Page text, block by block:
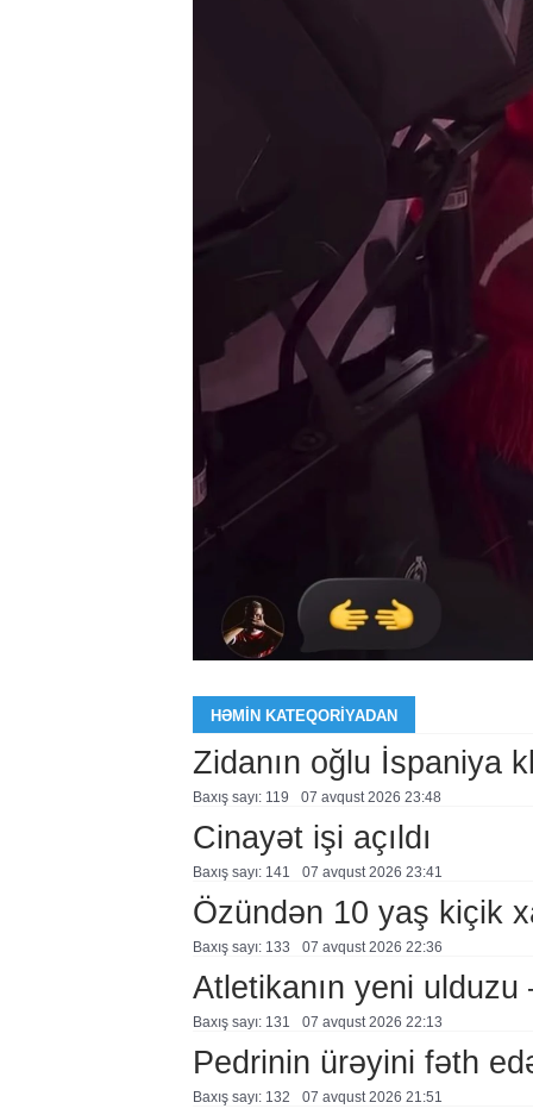
HƏMIN KATEQORIYADAN
Zidanın oğlu İspaniya
Baxış sayı: 119 07 avqust 2026 23:48
Cinayət işi açıldı
Baxış sayı: 141 07 avqust 2026 23:41
Özündən 10 yaş kiçik
Baxış sayı: 133 07 avqust 2026 22:36
Atletikanın yeni ulduzu
Baxış sayı: 131 07 avqust 2026 22:13
Pedrinin ürəyini fəth
Baxış sayı: 132 07 avqust 2026 21:51